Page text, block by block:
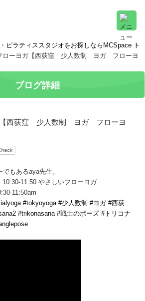
ピラティススタジオをお探しならMCSpace ト
ローヨガ【西荻窪 少人数制 ヨガ フローヨ
ブログ詳細
【西荻窪 少人数制 ヨガ フローヨ
もあるaya先生。
11:50 やさしいフローヨガ
11:50am
#tokyoyoga #少人数制 #ヨガ #西荻
#trikonasana #戦士のポーズ #トリコナ